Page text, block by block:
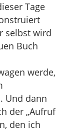
Tage
selbst wird
Buch
werde,
Und dann
der „Aufruf
den ich